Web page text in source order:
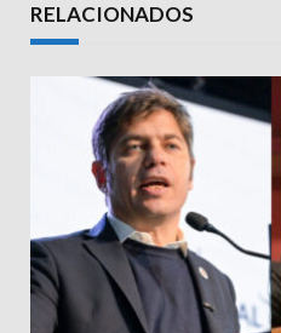
RELACIONADOS